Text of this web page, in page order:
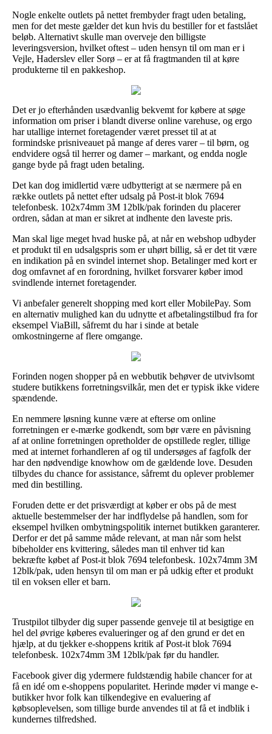
Nogle enkelte outlets på nettet frembyder fragt uden betaling,
men for det meste gælder det kun hvis du bestiller for et fastslået
beløb. Alternativt skulle man overveje den billigste
leveringsversion, hvilket oftest – uden hensyn til om man er i
Vejle, Haderslev eller Sorø – er at få fragtmanden til at køre
produkterne til en pakkeshop.
Det er jo efterhånden usædvanlig bekvemt for købere at søge
information om priser i blandt diverse online varehuse, og ergo
har utallige internet foretagender været presset til at at
formindske prisniveauet på mange af deres varer – til børn, og
endvidere også til herrer og damer – markant, og endda nogle
gange byde på fragt uden betaling.
Det kan dog imidlertid være udbytterigt at se nærmere på en
række outlets på nettet efter udsalg på Post-it blok 7694
telefonbesk. 102x74mm 3M 12blk/pak forinden du placerer
ordren, sådan at man er sikret at indhente den laveste pris.
Man skal lige meget hvad huske på, at når en webshop udbyder
et produkt til en udsalgspris som er uhørt billig, så er det tit være
en indikation på en svindel internet shop. Betalinger med kort er
dog omfavnet af en forordning, hvilket forsvarer køber imod
svindlende internet foretagender.
Vi anbefaler generelt shopping med kort eller MobilePay. Som
en alternativ mulighed kan du udnytte et afbetalingstilbud fra for
eksempel ViaBill, såfremt du har i sinde at betale
omkostningerne af flere omgange.
Forinden nogen shopper på en webbutik behøver de utvivlsomt
studere butikkens forretningsvilkår, men det er typisk ikke videre
spændende.
En nemmere løsning kunne være at efterse om online
forretningen er e-mærke godkendt, som bør være en påvisning
af at online forretningen opretholder de opstillede regler, tillige
med at internet forhandleren af og til undersøges af fagfolk der
har den nødvendige knowhow om de gældende love. Desuden
tilbydes du chance for assistance, såfremt du oplever problemer
med din bestilling.
Foruden dette er det prisværdigt at køber er obs på de mest
aktuelle bestemmelser der har indflydelse på handlen, som for
eksempel hvilken ombytningspolitik internet butikken garanterer.
Derfor er det på samme måde relevant, at man når som helst
bibeholder ens kvittering, således man til enhver tid kan
bekræfte købet af Post-it blok 7694 telefonbesk. 102x74mm 3M
12blk/pak, uden hensyn til om man er på udkig efter et produkt
til en voksen eller et barn.
Trustpilot tilbyder dig super passende genveje til at besigtige en
hel del øvrige køberes evalueringer og af den grund er det en
hjælp, at du tjekker e-shoppens kritik af Post-it blok 7694
telefonbesk. 102x74mm 3M 12blk/pak før du handler.
Facebook giver dig ydermere fuldstændig habile chancer for at
få en idé om e-shoppens popularitet. Herinde møder vi mange e-
butikker hvor folk kan tilkendegive en evaluering af
købsoplevelsen, som tillige burde anvendes til at få et indblik i
kundernes tilfredshed.